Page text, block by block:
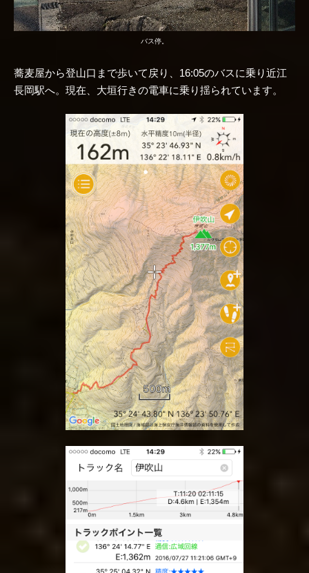
バス停。
蕎麦屋から登山口まで歩いて戻り、16:05のバスに乗り近江
長岡駅へ。現在、大垣行きの電車に乗り揺られています。